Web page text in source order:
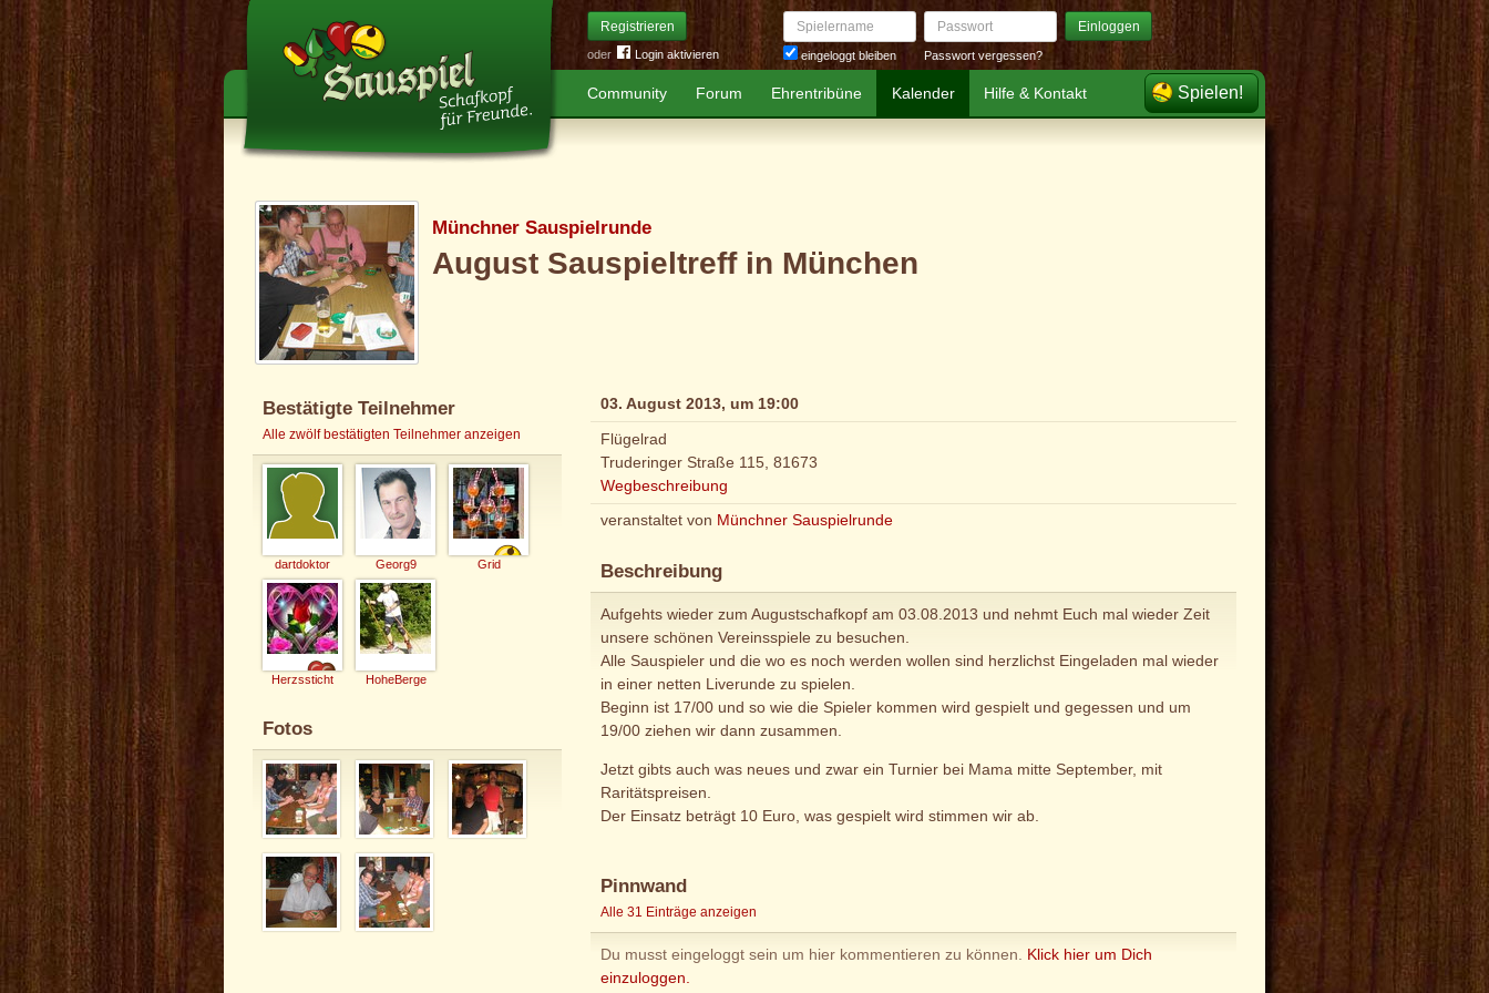
Registrieren
oder Login aktivieren
Spielername
eingeloggt bleiben
Passwort Einloggen
Passwort vergessen?
Community Forum Ehrentribüne Kalender Hilfe & Kontakt Spielen!
Münchner Sauspielrunde
August Sauspieltreff in München
Bestätigte Teilnehmer
Alle zwölf bestätigten Teilnehmer anzeigen
dartdoktor Georg9 Grid
Herzssticht HoheBerge
Fotos
03. August 2013, um 19:00
Flügelrad
Truderinger Straße 115, 81673
Wegbeschreibung
veranstaltet von Münchner Sauspielrunde
Beschreibung
Aufgehts wieder zum Augustschafkopf am 03.08.2013 und nehmt Euch mal wieder Zeit
unsere schönen Vereinsspiele zu besuchen.
Alle Sauspieler und die wo es noch werden wollen sind herzlichst Eingeladen mal wieder
in einer netten Liverunde zu spielen.
Beginn ist 17/00 und so wie die Spieler kommen wird gespielt und gegessen und um
19/00 ziehen wir dann zusammen.
Jetzt gibts auch was neues und zwar ein Turnier bei Mama mitte September, mit
Raritätspreisen.
Der Einsatz beträgt 10 Euro, was gespielt wird stimmen wir ab.
Pinnwand
Alle 31 Einträge anzeigen
Du musst eingeloggt sein um hier kommentieren zu können. Klick hier um Dich
einzuloggen.